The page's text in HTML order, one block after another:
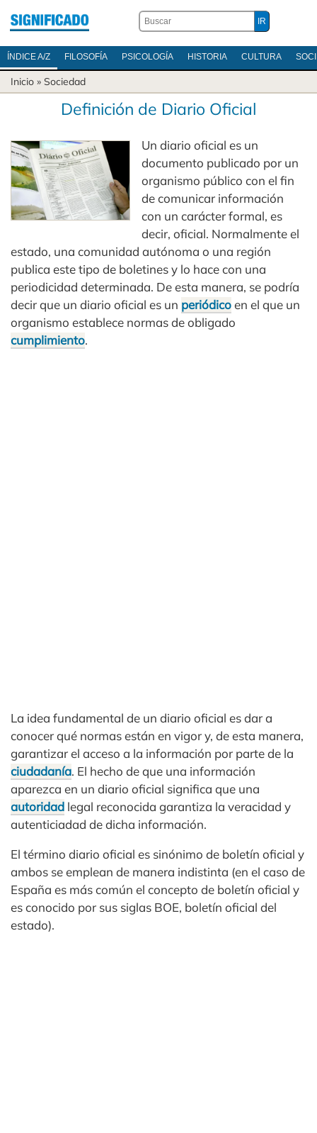
ÍNDICE A/Z FILOSOFÍA PSICOLOGÍA HISTORIA CULTURA
Inicio » Sociedad
Definición de Diario Oficial
Un diario oficial es un
documento publicado por un
organismo público con el fin
de comunicar información
con un carácter formal, es
decir, oficial. Normalmente el
estado, una comunidad autónoma o una región
publica este tipo de boletines y lo hace con una
periodicidad determinada. De esta manera, se podría
decir que un diario oficial es un periódicoen el que un
organismo establece normas de obligado
cumplimiento.
La idea fundamental de un diario oficial es dar a
conocer qué normas están en vigor y, de esta manera,
garantizar el acceso a la información por parte de la
ciudadanía. El hecho de que una información
aparezca en un diario oficial significa que una
autoridad legal reconocida garantiza la veracidad y
autenticiadad de dicha información.
El término diario oficial es sinónimo de boletín oficial y
ambos se emplean de manera indistinta (en el caso de
España es más común el concepto de boletín oficial y
es conocido por sus siglas BOE, boletín oficial del
estado).